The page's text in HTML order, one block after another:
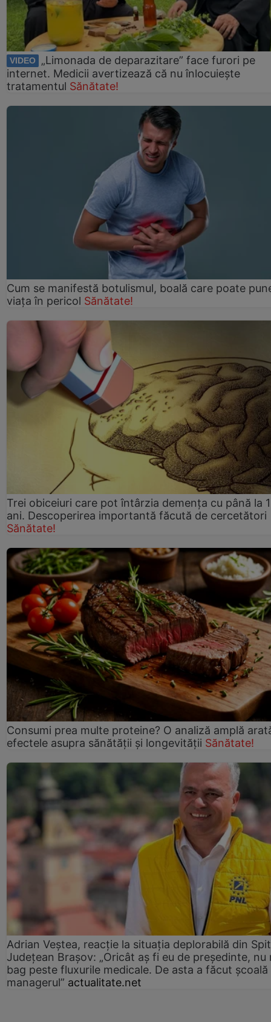
VIDEO
„Limonada de deparazitare” face furori pe
internet. Medicii avertizează că nu înlocuiește
tratamentul Sănătate!
Cum se manifestă botulismul, boală care poate
viaţa în pericol Sănătate!
Trei obiceiuri care pot întârzia demența cu până la
ani. Descoperirea importantă făcută de cercetători
Sănătate!
Consumi prea multe proteine? O analiză amplă
efectele asupra sănătății și longevității Sănătate!
Adrian Veștea, reacție la situația deplorabilă din
Județean Brașov: „Oricât aș fi eu de președinte, nu
bag peste fluxurile medicale. De asta a făcut școală
managerul” actualitate.net